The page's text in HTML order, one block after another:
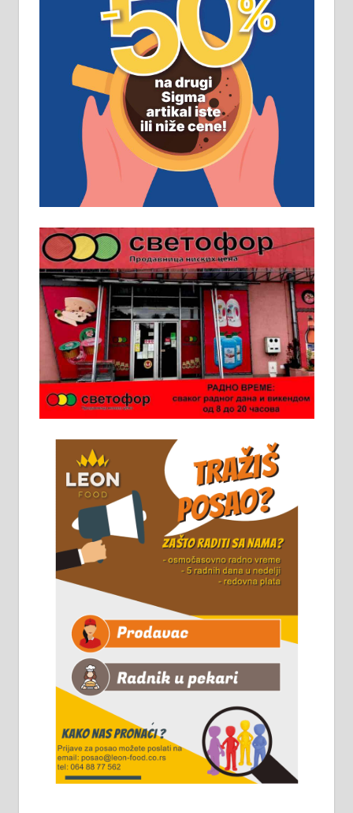
ПОСЛОВНИ ОГЛАСИ
Рудник и флотација Рудник
д.о.о. Рудник запошљава 20
помоћника рудара. Услови:
Основна школа, пожељно радно
искуство на истим и сличним
пословима, али не и неопходан
услов. Обезбеђен смештај,
превоз, исхрана. 032/57-41-122 –
локал 22
Пружам услуге завршних радова
у грађевини, хидроизолације и
молерских радова. 061/25-28-058
Ало таксију потребан возач са Б
категоријом. 064/02-85-511
Потребна два радника за рад на
стоваришту „Липа промет” у
Алексинцу. За више
информација доћи лично на
стовариште у улици Максима
Горког 26 сваког радног дана од
8 до 15 часова. 063/465-045
Чистим све врсте димњака.
061/32-13-445